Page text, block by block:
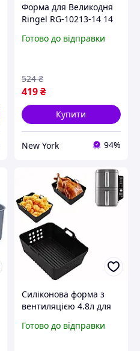
Форма для Великодня
Ringel RG-10213-14 14
Готово до відправки
419₴
524 ₴
Купити
New York 94%
Силіконова форма з
вентиляцією 4.8л для
см
Готово до відправки